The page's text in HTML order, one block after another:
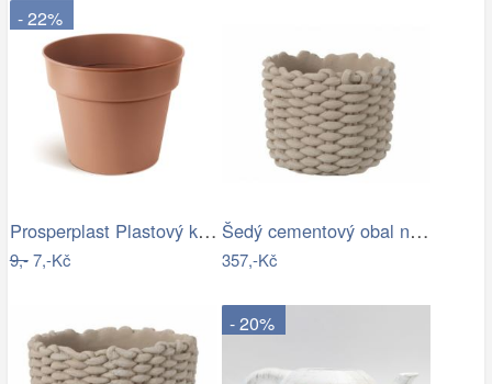
- 22%
Prosperplast Plastový květináč PLANTIS…
9,-7,-Kč
Šedý cementový obal na květináč ve…
357,-Kč
- 20%